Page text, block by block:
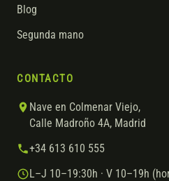
Blog
Segunda mano
CONTACTO
Nave en Colmenar Viejo,
Calle Madroño 4A, Madrid
+34 613 610 555
L–J 10–19:30h · V 10–19h